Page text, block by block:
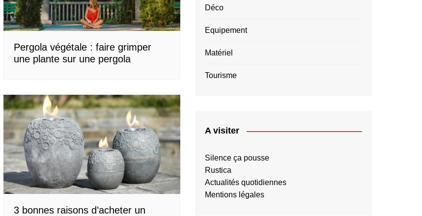
Pergola végétale : faire grimper
une plante sur une pergola
3 bonnes raisons d’acheter un
Déco
Equipement
Matériel
Tourisme
A visiter
Silence ça pousse
Rustica
Actualités quotidiennes
Mentions légales